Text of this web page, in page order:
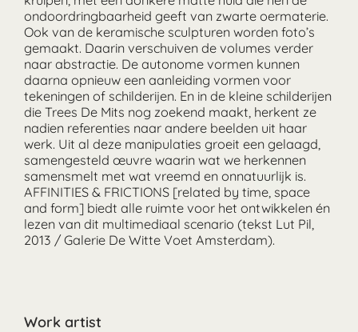
ondoordringbaarheid geeft van zwarte oermaterie.
Ook van de keramische sculpturen worden foto’s
gemaakt. Daarin verschuiven de volumes verder
naar abstractie. De autonome vormen kunnen
daarna opnieuw een aanleiding vormen voor
tekeningen of schilderijen. En in de kleine schilderijen
die Trees De Mits nog zoekend maakt, herkent ze
nadien referenties naar andere beelden uit haar
werk. Uit al deze manipulaties groeit een gelaagd,
samengesteld œuvre waarin wat we herkennen
samensmelt met wat vreemd en onnatuurlijk is.
AFFINITIES & FRICTIONS [related by time, space
and form] biedt alle ruimte voor het ontwikkelen én
lezen van dit multimediaal scenario (tekst Lut Pil,
2013 / Galerie De Witte Voet Amsterdam).
Work artist